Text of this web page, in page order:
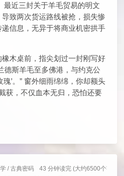
近三封关于羊毛贸易的明文
致两次货运路线被抢，损失惨
信息，无异于将商业机密拱手
木桌前，指尖划过一封刚写好
德斯羊毛至多佛港，与约克公
’。” 窗外细雨绵绵，你却额头
，不仅血本无归，恐怕还要
/古典密码 43 分钟读完 (大约6500个字)